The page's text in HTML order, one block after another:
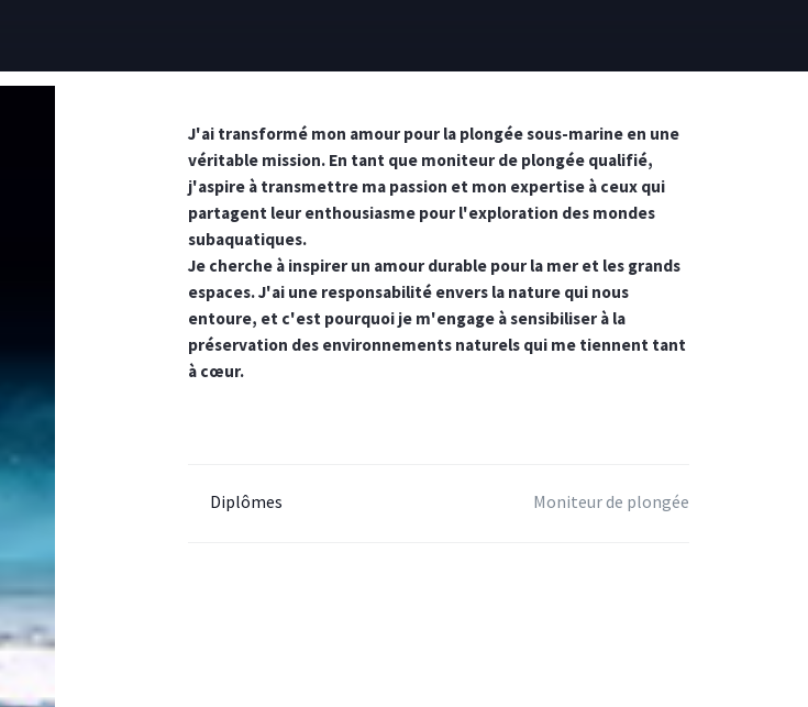
J'ai transformé mon amour pour la plongée sous-marine en une
véritable mission. En tant que moniteur de plongée qualifié,
j'aspire à transmettre ma passion et mon expertise à ceux qui
partagent leur enthousiasme pour l'exploration des mondes
subaquatiques.
Je cherche à inspirer un amour durable pour la mer et les grands
espaces. J'ai une responsabilité envers la nature qui nous
entoure, et c'est pourquoi je m'engage à sensibiliser à la
préservation des environnements naturels qui me tiennent tant
à cœur.
Diplômes Moniteur de plongée